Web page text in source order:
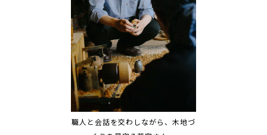
職人と会話を交わしながら、木地づ